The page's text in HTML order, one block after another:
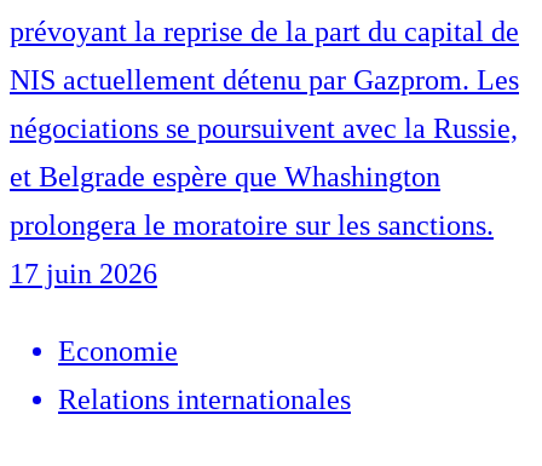
prévoyant la reprise de la part du capital de
NIS actuellement détenu par Gazprom. Les
négociations se poursuivent avec la Russie,
et Belgrade espère que Whashington
prolongera le moratoire sur les sanctions.
17 juin 2026
Economie
Relations internationales